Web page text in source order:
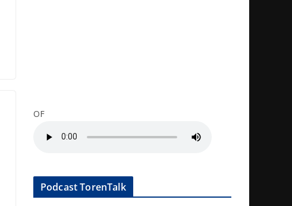
OF
Podcast TorenTalk